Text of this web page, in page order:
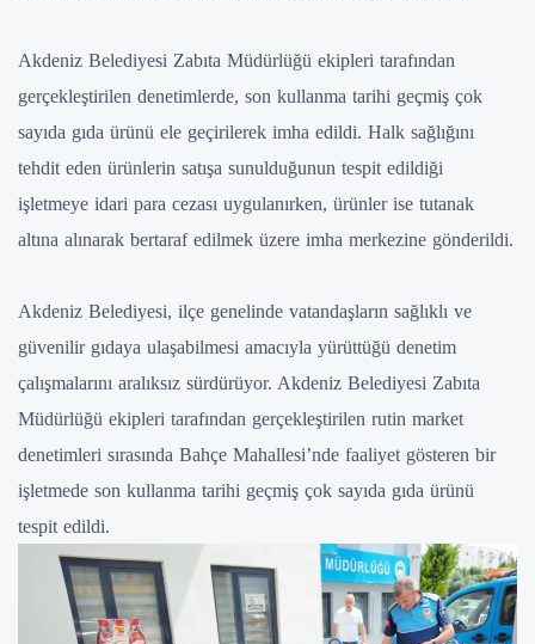
Akdeniz Belediyesi Zabıta Müdürlüğü ekipleri tarafından
gerçekleştirilen denetimlerde, son kullanma tarihi geçmiş çok
sayıda gıda ürünü ele geçirilerek imha edildi. Halk sağlığını
tehdit eden ürünlerin satışa sunulduğunun tespit edildiği
işletmeye idari para cezası uygulanırken, ürünler ise tutanak
altına alınarak bertaraf edilmek üzere imha merkezine gönderildi.
Akdeniz Belediyesi, ilçe genelinde vatandaşların sağlıklı ve
güvenilir gıdaya ulaşabilmesi amacıyla yürüttüğü denetim
çalışmalarını aralıksız sürdürüyor. Akdeniz Belediyesi Zabıta
Müdürlüğü ekipleri tarafından gerçekleştirilen rutin market
denetimleri sırasında Bahçe Mahallesi’nde faaliyet gösteren bir
işletmede son kullanma tarihi geçmiş çok sayıda gıda ürünü
tespit edildi.